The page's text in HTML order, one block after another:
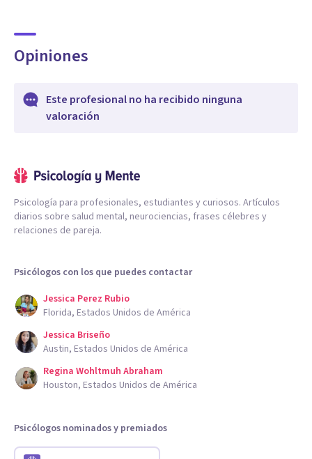
Opiniones
Este profesional no ha recibido ninguna
valoración
Psicología para profesionales, estudiantes y curiosos. Artículos
diarios sobre salud mental, neurociencias, frases célebres y
relaciones de pareja.
Psicólogos con los que puedes contactar
Jessica Perez Rubio
Florida, Estados Unidos de América
Jessica Briseño
Austin, Estados Unidos de América
Regina Wohltmuh Abraham
Houston, Estados Unidos de América
Psicólogos nominados y premiados